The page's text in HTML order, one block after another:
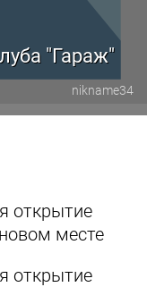
"Гараж"
nikname34
открытие
месте
открытие